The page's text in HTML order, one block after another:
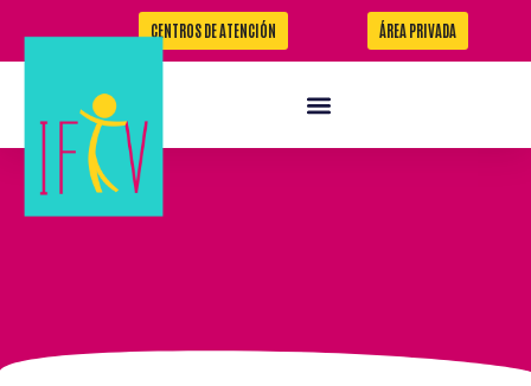
CENTROS DE ATENCIÓN ÁREA PRIVADA